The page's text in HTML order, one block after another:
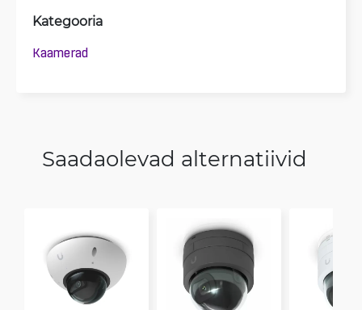
Kategooria
Kaamerad
Saadaolevad alternatiivid